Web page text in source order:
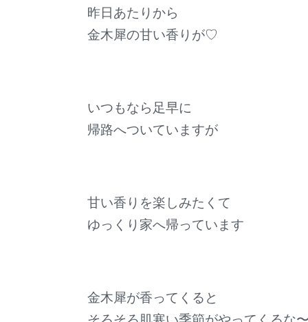
昨日あたりから
金木犀の甘い香りが♡
いつもなら足早に
帰路へついていますが
甘い香りを楽しみたくて
ゆっくり家へ帰っています
金木犀が香ってくると